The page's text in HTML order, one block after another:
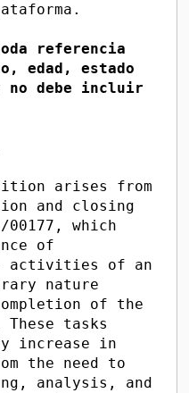
referencia
edad, estado
debe incluir
arises from
and closing
which
of
activities of an
nature
of the
tasks
increase in
the need to
analysis, and